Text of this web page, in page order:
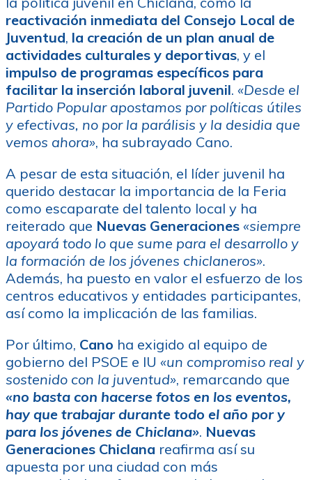
reactivación inmediata del Consejo Local de
Juventud, la creación de un plan anual de
actividades culturales y deportivas, y el
impulso de programas específicos para
facilitar la inserción laboral juvenil. «Desde el
Partido Popular apostamos por políticas útiles
y efectivas, no por la parálisis y la desidia que
vemos ahora», ha subrayado Cano.
A pesar de esta situación, el líder juvenil ha
querido destacar la importancia de la Feria
como escaparate del talento local y ha
reiterado que Nuevas Generaciones «siempre
apoyará todo lo que sume para el desarrollo y
la formación de los jóvenes chiclaneros».
Además, ha puesto en valor el esfuerzo de los
centros educativos y entidades participantes,
así como la implicación de las familias.
Por último, Cano ha exigido al equipo de
gobierno del PSOE e IU «un compromiso real y
sostenido con la juventud», remarcando que
«no basta con hacerse fotos en los eventos,
hay que trabajar durante todo el año por y
para los jóvenes de Chiclana». Nuevas
Generaciones Chiclana reafirma así su
apuesta por una ciudad con más